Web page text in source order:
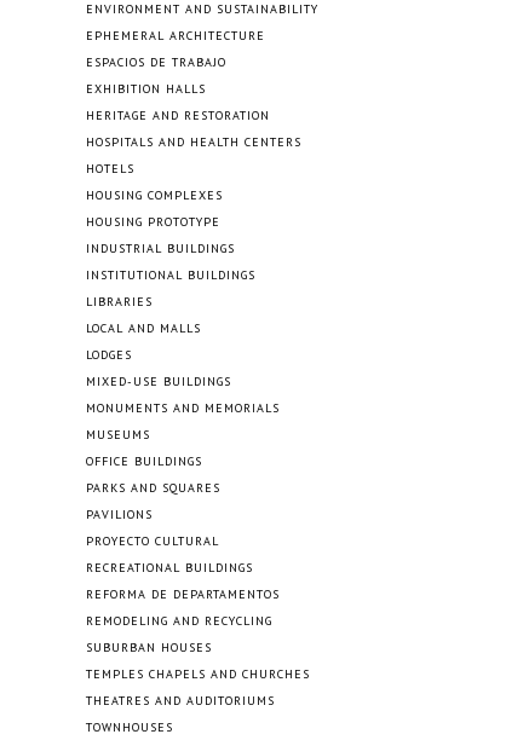
ENVIRONMENT AND SUSTAINABILITY
EPHEMERAL ARCHITECTURE
ESPACIOS DE TRABAJO
EXHIBITION HALLS
HERITAGE AND RESTORATION
HOSPITALS AND HEALTH CENTERS
HOTELS
HOUSING COMPLEXES
HOUSING PROTOTYPE
INDUSTRIAL BUILDINGS
INSTITUTIONAL BUILDINGS
LIBRARIES
LOCAL AND MALLS
LODGES
MIXED-USE BUILDINGS
MONUMENTS AND MEMORIALS
MUSEUMS
OFFICE BUILDINGS
PARKS AND SQUARES
PAVILIONS
PROYECTO CULTURAL
RECREATIONAL BUILDINGS
REFORMA DE DEPARTAMENTOS
REMODELING AND RECYCLING
SUBURBAN HOUSES
TEMPLES CHAPELS AND CHURCHES
THEATRES AND AUDITORIUMS
TOWNHOUSES